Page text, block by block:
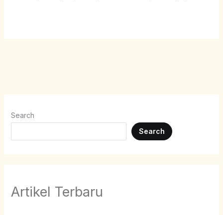
Search
Search
Artikel Terbaru